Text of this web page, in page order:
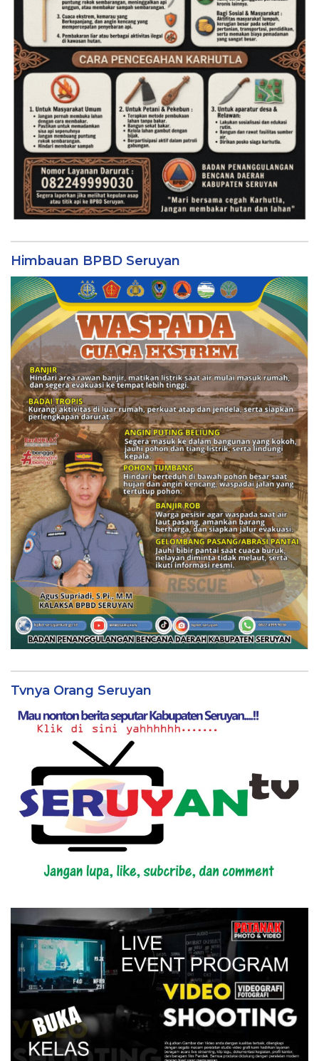
Himbauan BPBD Seruyan
Tvnya Orang Seruyan